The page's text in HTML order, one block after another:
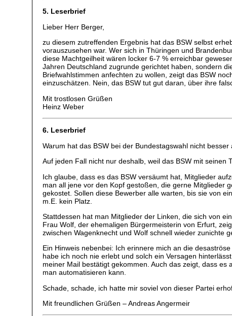
5. Leserbrief
Lieber Herr Berger,
zu diesem zutreffenden Ergebnis hat das BSW selbst
vorauszusehen war. Wer sich in Thüringen und
diese Machtgeilheit wären locker 6-7 % erreichbar
Jahren Deutschland zugrunde gerichtet haben, sondern
Briefwahlstimmen anfechten zu wollen, zeigt das BSW
einzuschätzen. Nein, das BSW tut gut daran, über ihre
Mit trostlosen Grüßen
Heinz Weber
6. Leserbrief
Warum hat das BSW bei der Bundestagswahl nicht besser
Auf jeden Fall nicht nur deshalb, weil das BSW mit seinen
Ich glaube, dass es das BSW versäumt hat, Mitglieder
man all jene vor den Kopf gestoßen, die gerne Mitglieder
gekostet. Sollen diese Bewerber alle warten, bis sie von
m.E. kein Platz.
Stattdessen hat man Mitglieder der Linken, die sich von
Frau Wolf, der ehemaligen Bürgermeisterin von Erfurt,
zwischen Wagenknecht und Wolf schnell wieder zunichte
Ein Hinweis nebenbei: Ich erinnere mich an die
habe ich noch nie erlebt und solch ein Versagen
meiner Mail bestätigt gekommen. Auch das zeigt, dass
man automatisieren kann.
Schade, schade, ich hatte mir soviel von dieser Partei
Mit freundlichen Grüßen – Andreas Angermeir